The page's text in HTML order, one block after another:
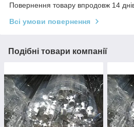
Повернення товару впродовж 14
Всі умови повернення
Подібні товари компанії